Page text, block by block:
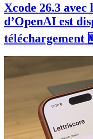
Xcode 26.3
d’OpenAI est
téléchargement